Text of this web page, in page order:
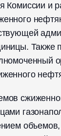
Комиссии и
Также